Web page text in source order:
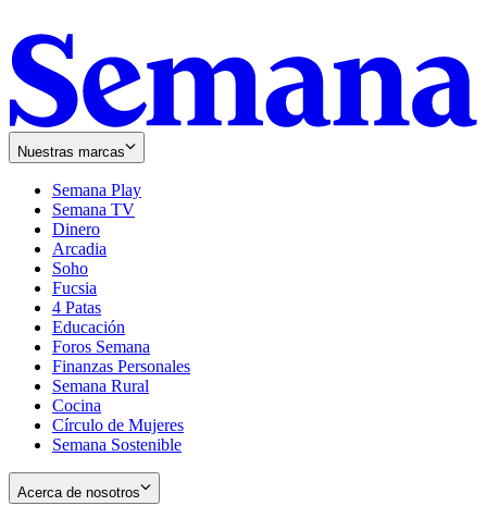
Nuestras marcas
Semana Play
Semana TV
Dinero
Arcadia
Soho
in
new
window
Fucsia
in
new
window
4 Patas
Educación
Foros Semana
Finanzas Personales
Semana Rural
Cocina
Círculo de Mujeres
Semana Sostenible
Acerca de nosotros